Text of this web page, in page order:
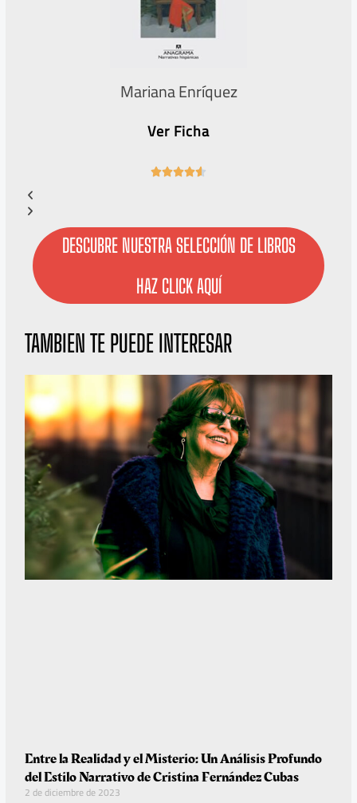
Mariana Enríquez
Ver Ficha

5
DESCUBRE NUESTRA SELECCIÓN DE LIBROS
HAZ CLICK AQUÍ
TAMBIEN TE PUEDE INTERESAR
Entre la Realidad y el Misterio: Un Análisis Profundo
del Estilo Narrativo de Cristina Fernández Cubas
2 de diciembre de 2023